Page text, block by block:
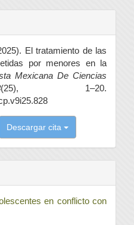
El tratamiento de las
por menores en la
Mexicana De Ciencias
(25), 1–20.
Descargar cita
en conflicto con